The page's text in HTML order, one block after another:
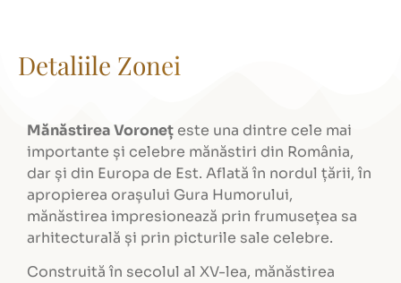
Detaliile Zonei
Mănăstirea Voroneț este una dintre cele mai
importante și celebre mănăstiri din România,
dar și din Europa de Est. Aflată în nordul țării, în
apropierea orașului Gura Humorului,
mănăstirea impresionează prin frumusețea sa
arhitecturală și prin picturile sale celebre.
Construită în secolul al XV-lea, mănăstirea